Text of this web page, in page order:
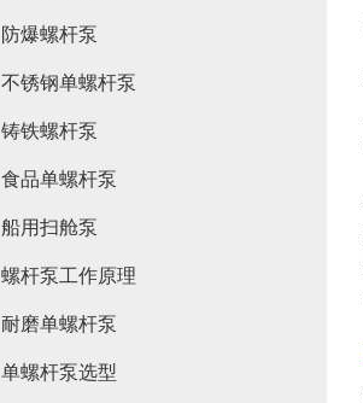
防爆螺杆泵
不锈钢单螺杆泵
铸铁螺杆泵
食品单螺杆泵
船用扫舱泵
螺杆泵工作原理
耐磨单螺杆泵
单螺杆泵选型